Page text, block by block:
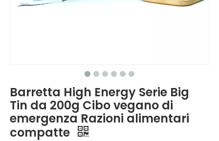
Barretta High Energy Serie Big
Tin da 200g Cibo vegano di
emergenza Razioni alimentari
compatte